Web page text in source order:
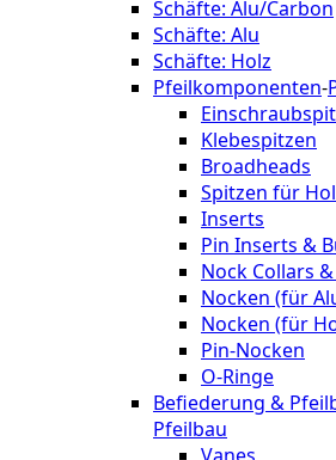
Schäfte: Alu/Carbon
Schäfte: Alu
Schäfte: Holz
Pfeilkomponenten-
Klebespitzen
Broadheads
Spitzen für
Inserts
Pin Inserts &
Nock Collars
Nocken (für
Nocken (für
Pin-Nocken
O-Ringe
Befiederung &
Pfeilbau